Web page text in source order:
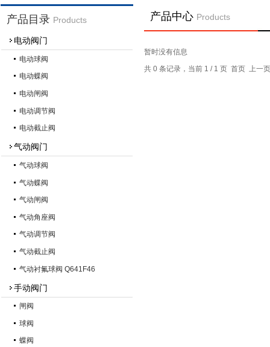
产品目录 Products
电动阀门
电动球阀
电动蝶阀
电动闸阀
电动调节阀
电动截止阀
气动阀门
气动球阀
气动蝶阀
气动闸阀
气动角座阀
气动调节阀
气动截止阀
气动衬氟球阀 Q641F46
手动阀门
闸阀
球阀
蝶阀
产品中心 Products
暂时没有信息
共 0 条记录，当前 1 / 1 页 首页 上一